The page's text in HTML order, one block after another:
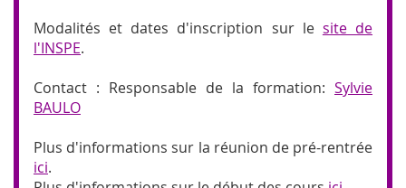
Modalités et dates d'inscription sur le site de
l'INSPE.
Contact : Responsable de la formation: Sylvie
BAULO
Plus d'informations sur la réunion de pré-rentrée
ici.